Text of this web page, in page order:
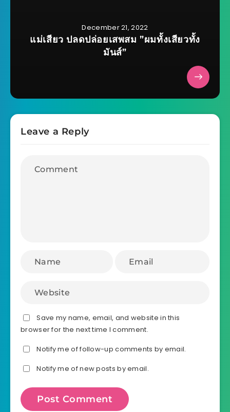
December 21, 2022
แม่เสียว ปลดปล่อยเสพสม ”ผมทั้งเสียวทั้ง
มันส์”
Leave a Reply
Save my name, email, and website in this
browser for the next time I comment.
Notify me of follow-up comments by email.
Notify me of new posts by email.